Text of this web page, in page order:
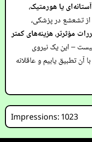
یا هورمتیک،
از تشعشع در پزشکی،
مؤثرتر،هزینه‌های کمتر
– این یک نیروی
تطبیق یابیم و عاقلانه
Impressions: 1023